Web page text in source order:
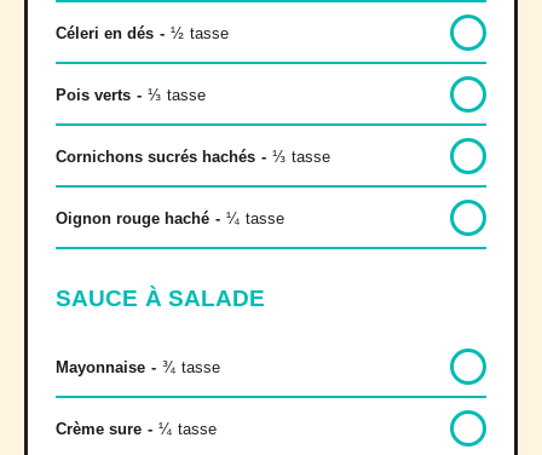
Céleri en dés - ½ tasse
Pois verts - ⅓ tasse
Cornichons sucrés hachés - ⅓ tasse
Oignon rouge haché - ¼ tasse
SAUCE À SALADE
Mayonnaise - ¾ tasse
Crème sure - ¼ tasse